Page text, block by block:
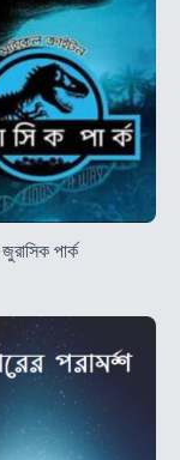
জুরাসিক পার্ক